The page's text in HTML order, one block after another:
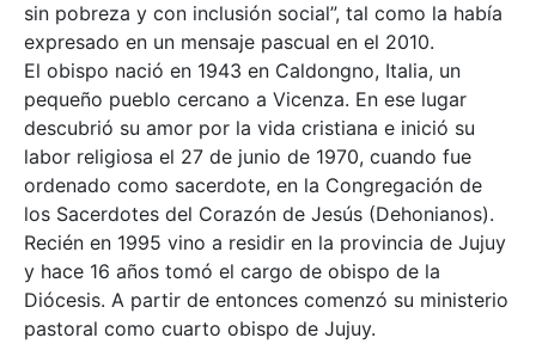
sin pobreza y con inclusión social”, tal como la había
expresado en un mensaje pascual en el 2010.
El obispo nació en 1943 en Caldongno, Italia, un
pequeño pueblo cercano a Vicenza. En ese lugar
descubrió su amor por la vida cristiana e inició su
labor religiosa el 27 de junio de 1970, cuando fue
ordenado como sacerdote, en la Congregación de
los Sacerdotes del Corazón de Jesús (Dehonianos).
Recién en 1995 vino a residir en la provincia de Jujuy
y hace 16 años tomó el cargo de obispo de la
Diócesis. A partir de entonces comenzó su ministerio
pastoral como cuarto obispo de Jujuy.